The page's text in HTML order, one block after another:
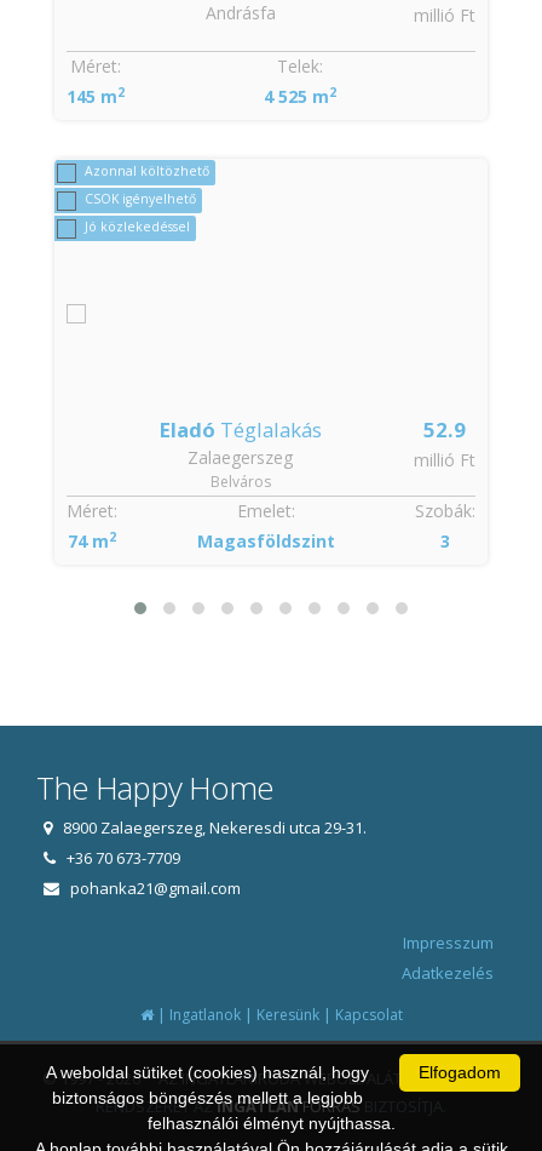
millió Ft
Andrásfa
Méret:
145 m2
Telek:
4 525 m2
Azonnal költözhető
CSOK igényelhető
Jó közlekedéssel
52.9
millió Ft
Eladó Téglalakás
Zalaegerszeg
Belváros
Szobák:
3
Méret:
74 m2
Emelet:
Magasföldszint
The Happy Home
8900 Zalaegerszeg, Nekeresdi utca 29-31.
+36 70 673-7709
pohanka21@gmail.com
Impresszum
Adatkezelés
| Ingatlanok| Keresünk| Kapcsolat
© 1997 - 2026 AZ INGATLANIRODA WEBOLDALÁT ÉS ÜGYVITELI
RENDSZERÉT AZINGATLANFORRÁSBIZTOSÍTJA.
Elfogadom
A weboldal sütiket (cookies) használ, hogy
biztonságos böngészés mellett a legjobb
felhasználói élményt nyújthassa.